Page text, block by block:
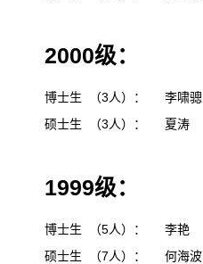
2000级：
博士生 （3人）：
李啸
硕士生 （3人）：
夏涛
1999级：
博士生 （5人）：
李艳
硕士生 （7人）：
何海